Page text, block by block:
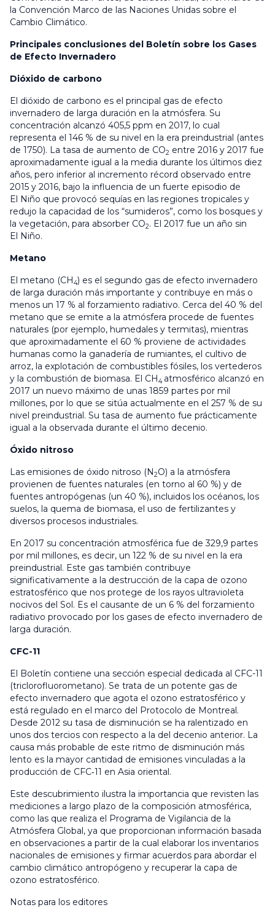
la Convención Marco de las Naciones Unidas sobre el
Cambio Climático.
Principales conclusiones del Boletín sobre los Gases
de Efecto Invernadero
Dióxido de carbono
El dióxido de carbono es el principal gas de efecto
invernadero de larga duración en la atmósfera. Su
concentración alcanzó 405,5 ppm en 2017, lo cual
representa el 146 % de su nivel en la era preindustrial (antes
de 1750). La tasa de aumento de CO2 entre 2016 y 2017 fue
aproximadamente igual a la media durante los últimos diez
años, pero inferior al incremento récord observado entre
2015 y 2016, bajo la influencia de un fuerte episodio de
El Niño que provocó sequías en las regiones tropicales y
redujo la capacidad de los “sumideros”, como los bosques y
la vegetación, para absorber CO2. El 2017 fue un año sin
El Niño.
Metano
El metano (CH4) es el segundo gas de efecto invernadero
de larga duración más importante y contribuye en más o
menos un 17 % al forzamiento radiativo. Cerca del 40 % del
metano que se emite a la atmósfera procede de fuentes
naturales (por ejemplo, humedales y termitas), mientras
que aproximadamente el 60 % proviene de actividades
humanas como la ganadería de rumiantes, el cultivo de
arroz, la explotación de combustibles fósiles, los vertederos
y la combustión de biomasa. El CH4 atmosférico alcanzó en
2017 un nuevo máximo de unas 1859 partes por mil
millones, por lo que se sitúa actualmente en el 257 % de su
nivel preindustrial. Su tasa de aumento fue prácticamente
igual a la observada durante el último decenio.
Óxido nitroso
Las emisiones de óxido nitroso (N2O) a la atmósfera
provienen de fuentes naturales (en torno al 60 %) y de
fuentes antropógenas (un 40 %), incluidos los océanos, los
suelos, la quema de biomasa, el uso de fertilizantes y
diversos procesos industriales.
En 2017 su concentración atmosférica fue de 329,9 partes
por mil millones, es decir, un 122 % de su nivel en la era
preindustrial. Este gas también contribuye
significativamente a la destrucción de la capa de ozono
estratosférico que nos protege de los rayos ultravioleta
nocivos del Sol. Es el causante de un 6 % del forzamiento
radiativo provocado por los gases de efecto invernadero de
larga duración.
CFC-11
El Boletín contiene una sección especial dedicada al CFC-11
(triclorofluorometano). Se trata de un potente gas de
efecto invernadero que agota el ozono estratosférico y
está regulado en el marco del Protocolo de Montreal.
Desde 2012 su tasa de disminución se ha ralentizado en
unos dos tercios con respecto a la del decenio anterior. La
causa más probable de este ritmo de disminución más
lento es la mayor cantidad de emisiones vinculadas a la
producción de CFC‑11 en Asia oriental.
Este descubrimiento ilustra la importancia que revisten las
mediciones a largo plazo de la composición atmosférica,
como las que realiza el Programa de Vigilancia de la
Atmósfera Global, ya que proporcionan información basada
en observaciones a partir de la cual elaborar los inventarios
nacionales de emisiones y firmar acuerdos para abordar el
cambio climático antropógeno y recuperar la capa de
ozono estratosférico.
Notas para los editores